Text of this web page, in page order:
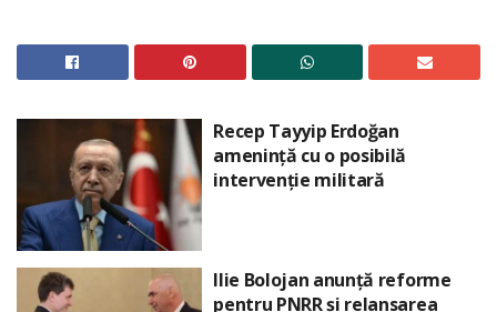
Recep Tayyip Erdoğan
amenință cu o posibilă
intervenție militară
Ilie Bolojan anunță reforme
pentru PNRR și relansarea